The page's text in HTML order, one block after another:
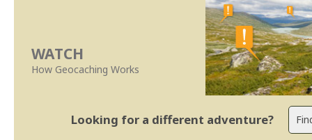
WATCH
How Geocaching Works
Looking for a different adventure?